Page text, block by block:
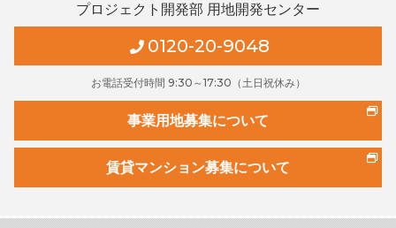
プロジェクト開発部 用地開発センター
0120-20-9048
お電話受付時間 9:30～17:30（土日祝休み）
事業用地募集について
賃貸マンション募集について